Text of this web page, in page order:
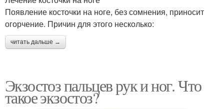
Появление косточки на ноге, без сомнения, приносит
огорчение. Причин для этого несколько:
читать дальше →
Экзостоз пальцев рук и ног. Что
такое экзостоз?